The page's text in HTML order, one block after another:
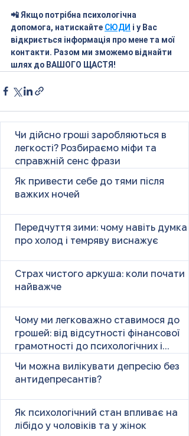
📲 Якщо потрібна психологічна
допомога, натискайте СЮДИ і у Вас
відкриється інформація про мене та мої
контакти. Разом ми зможемо віднайти
шлях до ВАШОГО ЩАСТЯ!
Чи дійсно гроші заробляються в
легкості? Розбираємо міфи та
справжній сенс фрази
Як привести себе до тями після
важких ночей
Передчуття зими: чому навіть думка
про холод і темряву виснажує
Страх чистого аркуша: коли почати
найважче
Чому ми легковажно ставимося до
грошей: від відсутності фінансової
грамотності до психологічних і
Чи можна вилікувати депресію без
антидепресантів?
Як психологічний стан впливає на
лібідо у чоловіків та у жінок